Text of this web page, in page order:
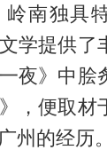
南独具
学提供了
夜》中脍
，便取材
州的经历。